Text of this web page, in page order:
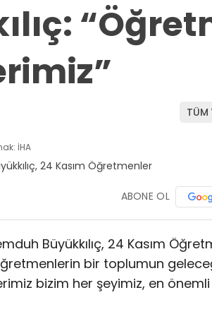
TÜM
İHA
ABONE OL
Büyükkılıç, 24 Kasım
bir toplumun
bizim her şeyimiz, en önemli